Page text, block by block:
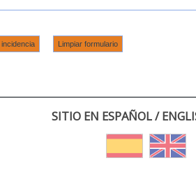
SITIO EN ESPAÑOL /